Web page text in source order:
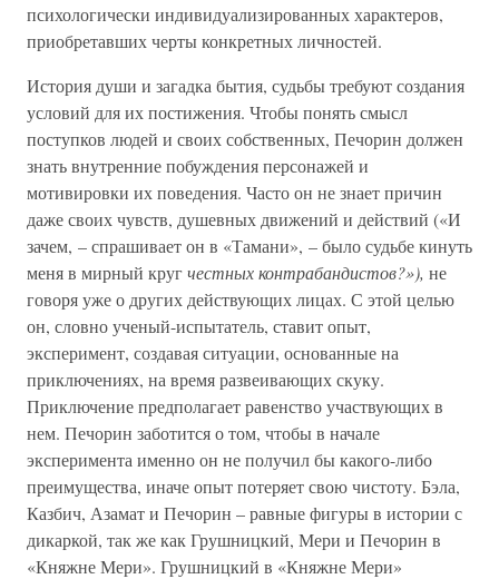
психологически индивидуализированных характеров,
приобретавших черты конкретных личностей.
История души и загадка бытия, судьбы требуют создания
условий для их постижения. Чтобы понять смысл
поступков людей и своих собственных, Печорин должен
знать внутренние побуждения персонажей и
мотивировки их поведения. Часто он не знает причин
даже своих чувств, душевных движений и действий («И
зачем, – спрашивает он в «Тамани», – было судьбе кинуть
меня в мирный кругчестных контрабандистов?»), не
говоря уже о других действующих лицах. С этой целью
он, словно ученый-испытатель, ставит опыт,
эксперимент, создавая ситуации, основанные на
приключениях, на время развеивающих скуку.
Приключение предполагает равенство участвующих в
нем. Печорин заботится о том, чтобы в начале
эксперимента именно он не получил бы какого-либо
преимущества, иначе опыт потеряет свою чистоту. Бэла,
Казбич, Азамат и Печорин – равные фигуры в истории с
дикаркой, так же как Грушницкий, Мери и Печорин в
«Княжне Мери». Грушницкий в «Княжне Мери»